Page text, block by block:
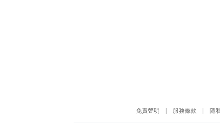
免責聲明 | 服務條款 | 隱